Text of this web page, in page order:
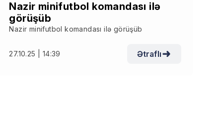
Nazir minifutbol komandası ilə
görüşüb
Nazir minifutbol komandası ilə görüşüb
27.10.25 | 14:39 Ətraflı